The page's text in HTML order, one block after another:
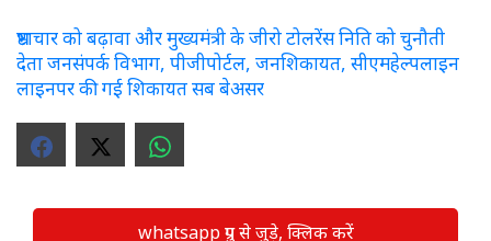
भ्रष्टाचार को बढ़ावा और मुख्यमंत्री के जीरो टोलरेंस निति को चुनौती
देता जनसंपर्क विभाग, पीजीपोर्टल, जनशिकायत, सीएमहेल्पलाइन
लाइनपर की गई शिकायत सब बेअसर
whatsapp ग्रुप से जुड़े, क्लिक करें